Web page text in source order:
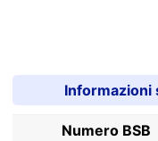
Informazioni
Numero BSB